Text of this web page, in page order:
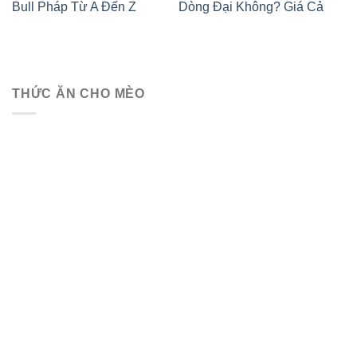
Bull Pháp Từ A Đến Z
Dòng Đại Không? Giá Cả
THỨC ĂN CHO MÈO